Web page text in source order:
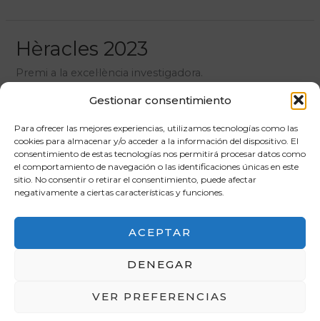
Gestionar consentimiento
Para ofrecer las mejores experiencias, utilizamos tecnologías como las
cookies para almacenar y/o acceder a la información del dispositivo. El
consentimiento de estas tecnologías nos permitirá procesar datos como
el comportamiento de navegación o las identificaciones únicas en este
sitio. No consentir o retirar el consentimiento, puede afectar
negativamente a ciertas características y funciones.
ACEPTAR
DENEGAR
VER PREFERENCIAS
Hèracles 2023
Premi a la excel·lència investigadora.
Món Clàssic A
Premi Món Clàssic (modalitat A) ex aequo per Mª
catedràtic d’Història Antiga (UJI).
Món
Llegeix més »
Ars Brevis 2022-23